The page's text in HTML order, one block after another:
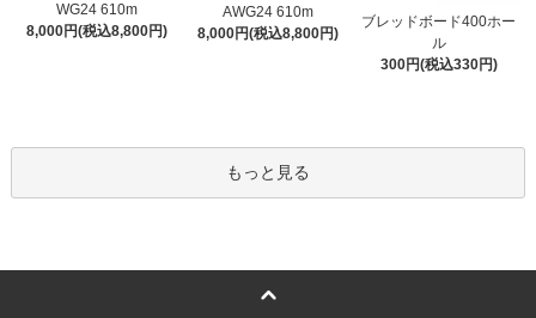
WG24 610m
8,000円(税込8,800円)
AWG24 610m
8,000円(税込8,800円)
ブレッドボード400ホー
ル
300円(税込330円)
もっと見る